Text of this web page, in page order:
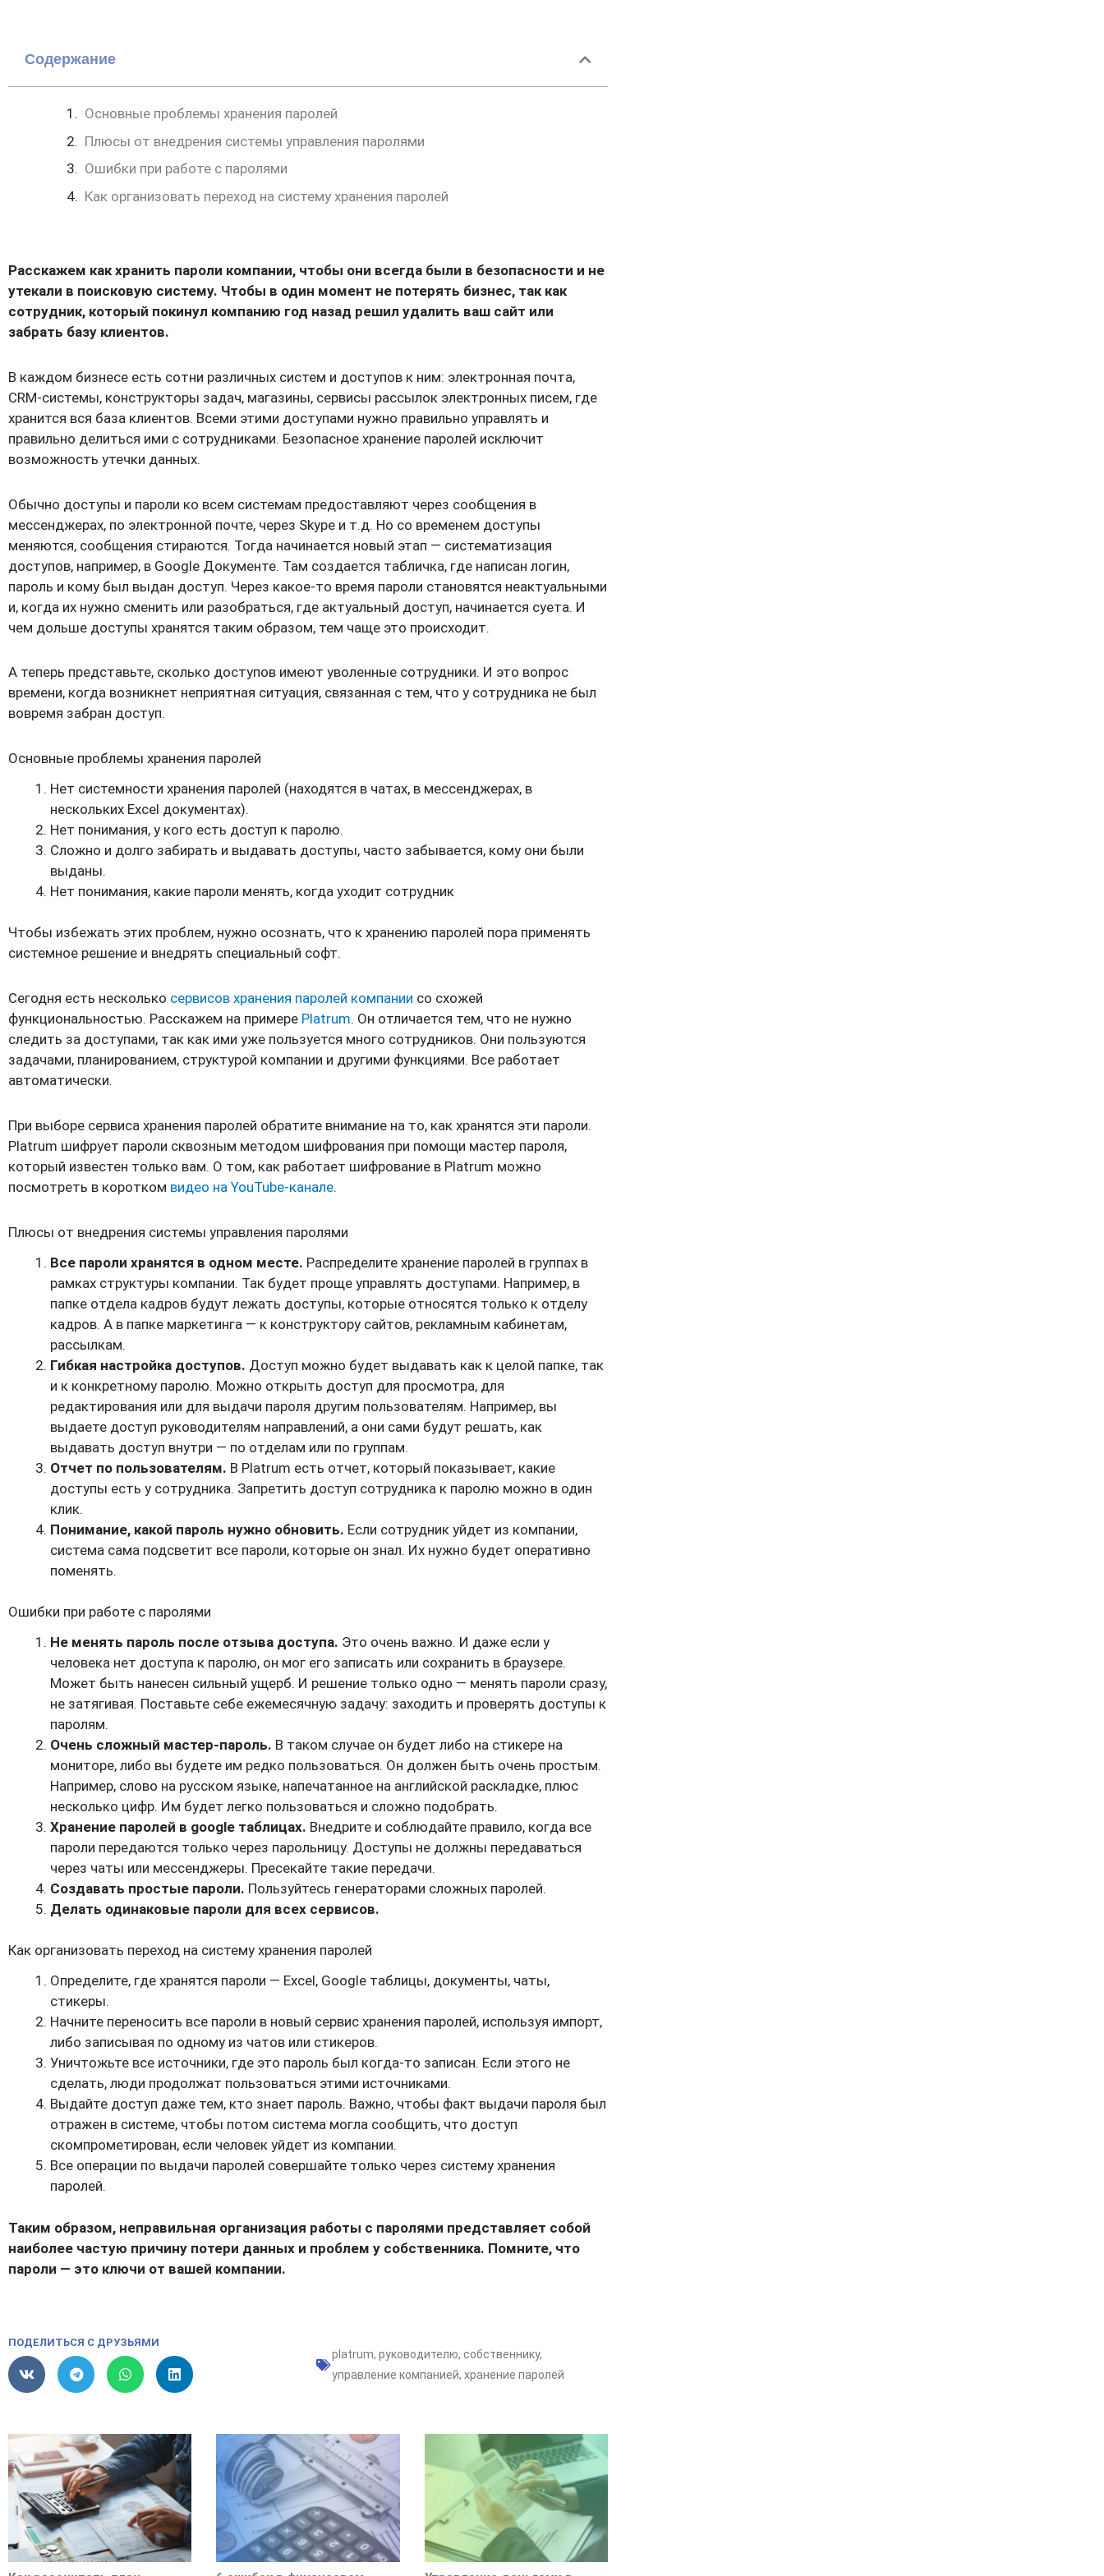
Содержание
Основные проблемы хранения паролей
Плюсы от внедрения системы управления паролями
Ошибки при работе с паролями
Как организовать переход на систему хранения паролей
Расскажем как хранить пароли компании, чтобы они всегда были в безопасности и не
утекали в поисковую систему. Чтобы в один момент не потерять бизнес, так как
сотрудник, который покинул компанию год назад решил удалить ваш сайт или
забрать базу клиентов.
В каждом бизнесе есть сотни различных систем и доступов к ним: электронная почта,
CRM-системы, конструкторы задач, магазины, сервисы рассылок электронных писем, где
хранится вся база клиентов. Всеми этими доступами нужно правильно управлять и
правильно делиться ими с сотрудниками. Безопасное хранение паролей исключит
возможность утечки данных.
Обычно доступы и пароли ко всем системам предоставляют через сообщения в
мессенджерах, по электронной почте, через Skype и т.д. Но со временем доступы
меняются, сообщения стираются. Тогда начинается новый этап — систематизация
доступов, например, в Google Документе. Там создается табличка, где написан логин,
пароль и кому был выдан доступ. Через какое-то время пароли становятся неактуальными
и, когда их нужно сменить или разобраться, где актуальный доступ, начинается суета. И
чем дольше доступы хранятся таким образом, тем чаще это происходит.
А теперь представьте, сколько доступов имеют уволенные сотрудники. И это вопрос
времени, когда возникнет неприятная ситуация, связанная с тем, что у сотрудника не был
вовремя забран доступ.
Основные проблемы хранения паролей
Нет системности хранения паролей (находятся в чатах, в мессенджерах, в
нескольких Excel документах).
Нет понимания, у кого есть доступ к паролю.
Сложно и долго забирать и выдавать доступы, часто забывается, кому они были
выданы.
Нет понимания, какие пароли менять, когда уходит сотрудник
Чтобы избежать этих проблем, нужно осознать, что к хранению паролей пора применять
системное решение и внедрять специальный софт.
Сегодня есть несколько сервисов хранения паролей компании со схожей
функциональностью. Расскажем на примере Platrum. Он отличается тем, что не нужно
следить за доступами, так как ими уже пользуется много сотрудников. Они пользуются
задачами, планированием, структурой компании и другими функциями. Все работает
автоматически.
При выборе сервиса хранения паролей обратите внимание на то, как хранятся эти пароли.
Platrum шифрует пароли сквозным методом шифрования при помощи мастер пароля,
который известен только вам. О том, как работает шифрование в Platrum можно
посмотреть в коротком видео на YouTube-канале.
Плюсы от внедрения системы управления паролями
Все пароли хранятся в одном месте. Распределите хранение паролей в группах в
рамках структуры компании. Так будет проще управлять доступами. Например, в
папке отдела кадров будут лежать доступы, которые относятся только к отделу
кадров. А в папке маркетинга — к конструктору сайтов, рекламным кабинетам,
рассылкам.
Гибкая настройка доступов. Доступ можно будет выдавать как к целой папке, так
и к конкретному паролю. Можно открыть доступ для просмотра, для
редактирования или для выдачи пароля другим пользователям. Например, вы
выдаете доступ руководителям направлений, а они сами будут решать, как
выдавать доступ внутри — по отделам или по группам.
Отчет по пользователям. В Platrum есть отчет, который показывает, какие
доступы есть у сотрудника. Запретить доступ сотрудника к паролю можно в один
клик.
Понимание, какой пароль нужно обновить. Если сотрудник уйдет из компании,
система сама подсветит все пароли, которые он знал. Их нужно будет оперативно
поменять.
Ошибки при работе с паролями
Не менять пароль после отзыва доступа. Это очень важно. И даже если у
человека нет доступа к паролю, он мог его записать или сохранить в браузере.
Может быть нанесен сильный ущерб. И решение только одно — менять пароли сразу,
не затягивая. Поставьте себе ежемесячную задачу: заходить и проверять доступы к
паролям.
Очень сложный мастер-пароль. В таком случае он будет либо на стикере на
мониторе, либо вы будете им редко пользоваться. Он должен быть очень простым.
Например, слово на русском языке, напечатанное на английской раскладке, плюс
несколько цифр. Им будет легко пользоваться и сложно подобрать.
Хранение паролей в google таблицах. Внедрите и соблюдайте правило, когда все
пароли передаются только через парольницу. Доступы не должны передаваться
через чаты или мессенджеры. Пресекайте такие передачи.
Создавать простые пароли. Пользуйтесь генераторами сложных паролей.
Делать одинаковые пароли для всех сервисов.
Как организовать переход на систему хранения паролей
Определите, где хранятся пароли — Excel, Google таблицы, документы, чаты,
стикеры.
Начните переносить все пароли в новый сервис хранения паролей, используя импорт,
либо записывая по одному из чатов или стикеров.
Уничтожьте все источники, где это пароль был когда-то записан. Если этого не
сделать, люди продолжат пользоваться этими источниками.
Выдайте доступ даже тем, кто знает пароль. Важно, чтобы факт выдачи пароля был
отражен в системе, чтобы потом система могла сообщить, что доступ
скомпрометирован, если человек уйдет из компании.
Все операции по выдачи паролей совершайте только через систему хранения
паролей.
Таким образом, неправильная организация работы с паролями представляет собой
наиболее частую причину потери данных и проблем у собственника. Помните, что
пароли — это ключи от вашей компании.
ПОДЕЛИТЬСЯ С ДРУЗЬЯМИ
platrum, руководителю, собственнику,
управление компанией, хранение паролей